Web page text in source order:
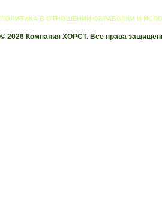
ПОЛИТИКА В ОТНОШЕНИИ ОБРАБОТКИ И
© 2026 Компания ХОРСТ. Все права